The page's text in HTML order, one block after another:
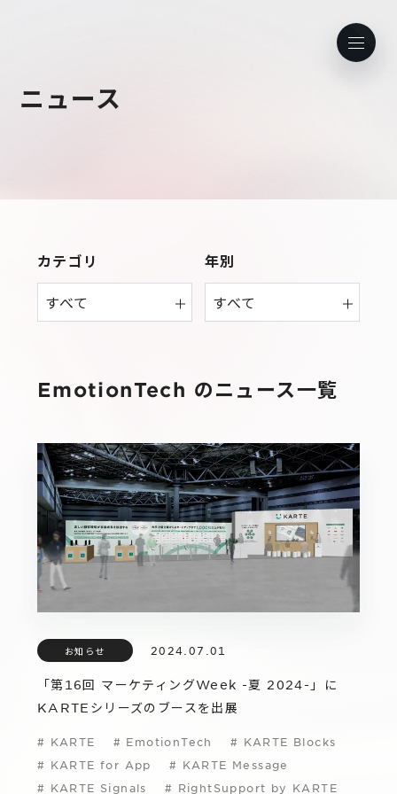
JP EN
Purpose & Mission
会社概要
事業内容
プレイド
Professional Service
グループ会社
RightTouch
エモーションテック
Codatum
CloudFit
IR
IRニュース
経営情報
財務ハイライト
IRライブラリ
株式情報
サステナビリティ
採用情報
中途採用
新卒採用
お問い合わせ
ニュース
カテゴリ 年別
EmotionTech のニュース一覧
お知らせ 2024.07.01
「第16回 マーケティングWeek -夏 2024-」に
KARTEシリーズのブースを出展
# KARTE # EmotionTech # KARTE Blocks
# KARTE for App # KARTE Message
# KARTE Signals # RightSupport by KARTE